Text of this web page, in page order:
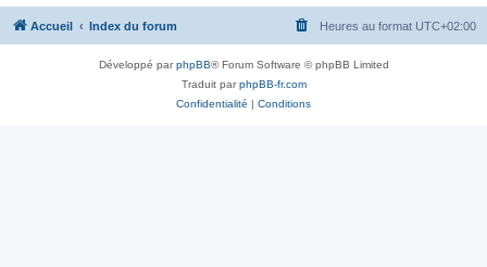
e
Accueil Index du forum Heures au format UTC+02:00
Développé parphpBB® Forum Software © phpBB Limited
Traduit parphpBB-fr.com
Confidentialité | Conditions